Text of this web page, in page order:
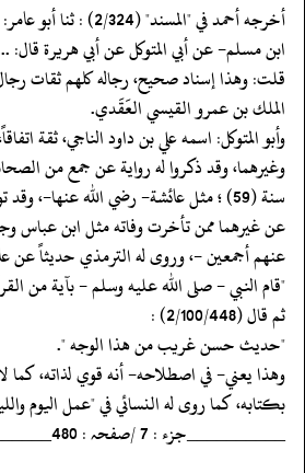
‏‏‏‏أخرجه أحمد في "المسند" (2/324) : ثنا أبو عامر: ثنا إسماعيل- يعني:
‏‏‏‏ابن مسلم- عن أبي المتوكل عن أبي هريرة قال:
‏‏‏‏قلت: وهذا إسناد صحيح، رجاله كلهم ثقات
الملك بن عمرو القيسي العَقَدي.
‏‏‏‏وأبو المتوكل: اسمه علي بن داود الناجي، ثقة
وغيرهما، وقد ذكروا له رواية عن جمع من
سنة (59) ؛ مثل عائشة- رضي الله عنها-،
عن غيرهما ممن تأخرت وفاته مثل ابن عباس
عنهم أجمعين -، وروى له الترمذي حديثاً عن
‏‏‏‏"قام النبي - صلى الله عليه وسلم - بآية من
‏‏‏‏ثم قال (2/100/448) :
‏‏‏‏"حديث حسن غريب من هذا الوجه ".
‏‏‏‏وهذا يعني- في اصطلاحه- أنه قوي لذاته، كما
بكتابه، كما روى له النسائي في "عمل اليوم والليلة" (531- 532)
‏‏‏‏__________جزء : 7 /صفحہ : 480__________